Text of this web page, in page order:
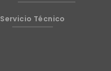
Servicio Técnico